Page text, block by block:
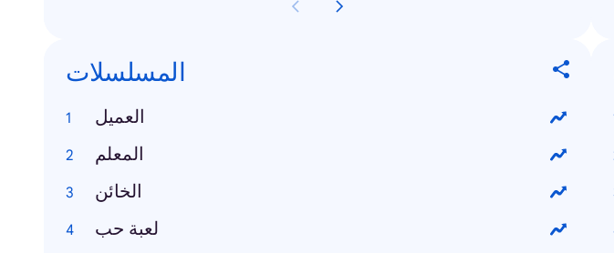
المسلسلات
العميل
المعلم
الخائن
لعبة حب